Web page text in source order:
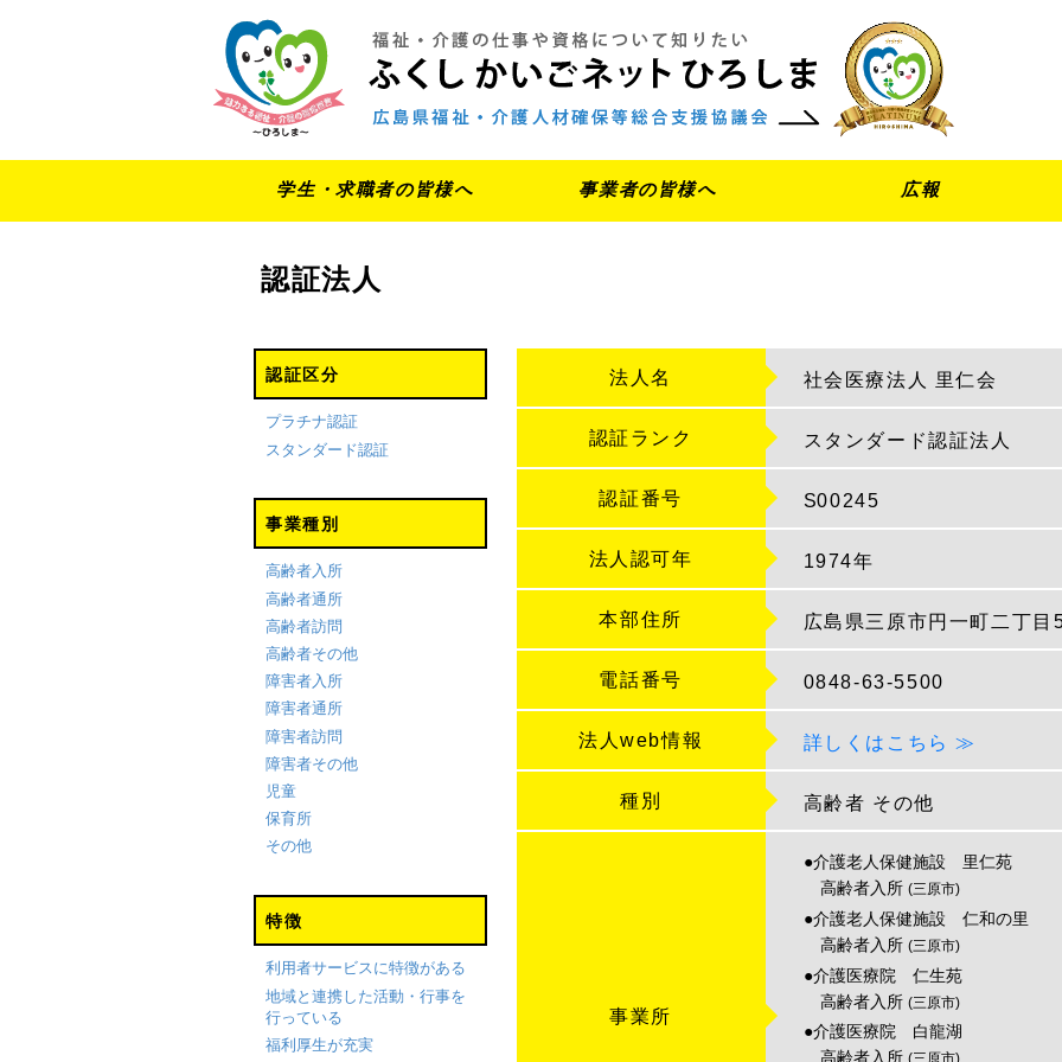
学生・求職者の皆様へ 事業者の皆様へ 広報
認証法人
認証区分
プラチナ認証
スタンダード認証
事業種別
高齢者入所
高齢者通所
高齢者訪問
高齢者その他
障害者入所
障害者通所
障害者訪問
障害者その他
児童
保育所
その他
特徴
利用者サービスに特徴がある
地域と連携した活動・行事を
行っている
福利厚生が充実
法人名 社会医療法人 里仁会
認証ランク スタンダード認証法人
認証番号 S00245
法人認可年 1974年
本部住所 広島県三原市円一町二丁目
電話番号 0848-63-5500
法人web情報 詳しくはこちら ≫
種別 高齢者 その他
事業所
●介護老人保健施設 里仁苑
高齢者入所 (三原市)
●介護老人保健施設 仁和の里
高齢者入所 (三原市)
●介護医療院 仁生苑
高齢者入所 (三原市)
●介護医療院 白龍湖
高齢者入所